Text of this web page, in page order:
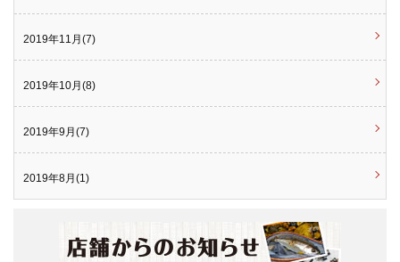
2019年11月(7)
2019年10月(8)
2019年9月(7)
2019年8月(1)